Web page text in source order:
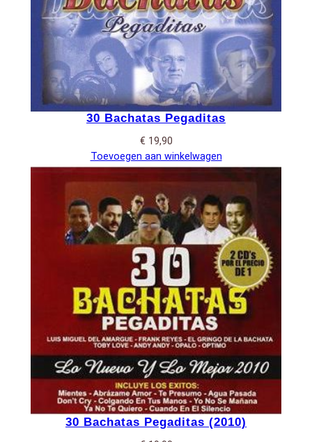
30 Bachatas Pegaditas
€ 19,90
Toevoegen aan winkelwagen
30 Bachatas Pegaditas (2010)